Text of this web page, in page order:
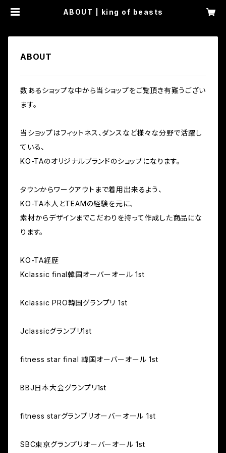
ABOUT | king of beasts
ABOUT
数あるショップな中から当ショップをご覧頂き有難うござい
ます。
当ショップはフィットネス、ダンスなど様々な分野で活躍し
ている、
KO-TAのオリジナルブランドのショップになります。
タウンからワークアウトまで着用出来るよう、
KO-TA本人とTEAMの経験を元に、
素材からデザインまでこだわりを持って作成した商品にな
ります。
KO-TA経歴
Kclassic final韓国オーバーオール 1st
Kclassic PRO韓国グランプリ 1st
Jclassicグランプリ1st
fitness star final 韓国オーバーオール 1st
BBJ日本大会グランプリ1st
fitness starグランプリオーバーオール 1st
SBC東京グランプリオーバーオール 1st